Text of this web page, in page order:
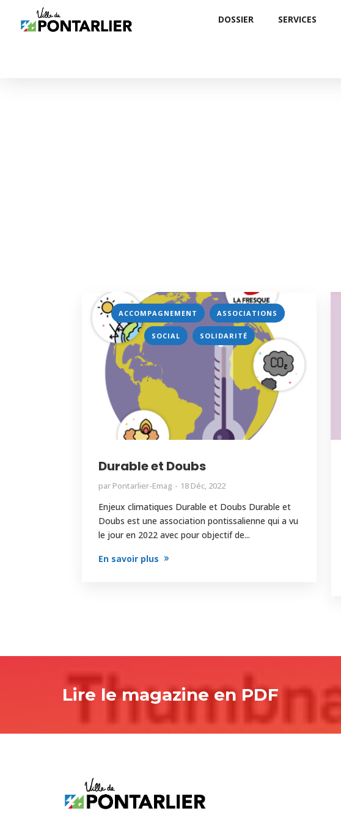
DOSSIER SERVICES
ACCOMPAGNEMENT , ASSOCIATIONS
SOCIAL , SOLIDARITÉ
Durable et Doubs
par Pontarlier-Emag 18 Déc, 2022
Enjeux climatiques Durable et Doubs Durable et
Doubs est une association pontissalienne qui a vu
le jour en 2022 avec pour objectif de...
En savoir plus
Lire le magazine en PDF